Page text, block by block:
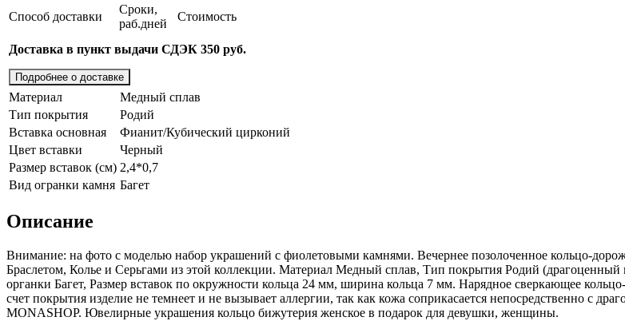
Способ доставки
Сроки,
раб.дней
Стоимость
Доставка в пункт выдачи СДЭК 350 руб.
Подробнее о доставке
Материал
Медный сплав
Тип покрытия
Родий
Вставка основная
Фианит/Кубический цирконий
Цвет вставки
Черный
Размер вставок (см) 2,4*0,7
Вид огранки камня Багет
Описание
Внимание: на фото с моделью набор украшений с фиолетовыми камнями. Вечернее позолоченное кольцо-
Браслетом, Колье и Серьгами из этой коллекции. Материал Медный сплав, Тип покрытия Родий
органки Багет, Размер вставок по окружности кольца 24 мм, ширина кольца 7 мм. Нарядное сверкающее
счет покрытия изделие не темнеет и не вызывает аллергии, так как кожа соприкасается непосредственно с
MONASHOP. Ювелирные украшения кольцо бижутерия женское в подарок для девушки, женщины.